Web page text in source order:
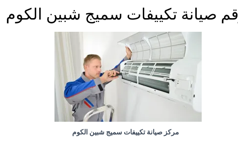
صيانة تكييفات سميج شبين الكوم
مركز صيانة تكييفات سميج شبين الكوم